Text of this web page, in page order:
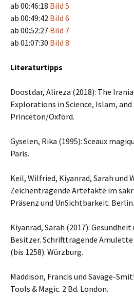
ab 00:46:18 Bild 5
ab 00:49:42 Bild 6
ab 00:52:27 Bild 7
ab 01:07:30 Bild 8
Literaturtipps
Doostdar, Alireza (2018): The
Explorations in Science, Islam, and
Princeton/Oxford.
Gyselen, Rika (1995): Sceaux
Paris.
Keil, Wilfried, Kiyanrad, Sarah und
Zeichentragende Artefakte im
Präsenz und UnSichtbarkeit. Berlin.
Kiyanrad, Sarah (2017):
Besitzer. Schrifttragende
(bis 1258). Würzburg.
Maddison, Francis und Savage-
Tools & Magic. 2 Bd. London.